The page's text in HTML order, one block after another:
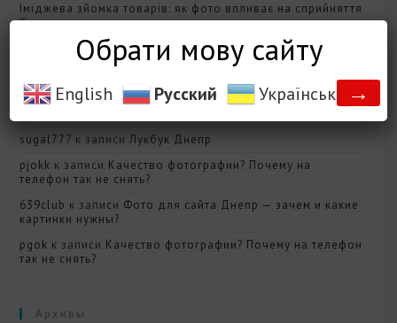
Іміджева зйомка товарів: як фото впливає на сприйняття
бренду
sugal777 к записи Лукбук Днепр
pjokk к записи Качество фотографии? Почему на
телефон так не снять?
639club к записи Фото для сайта Днепр — зачем и какие
картинки нужны?
pgok к записи Качество фотографии? Почему на телефон
так не снять?
Архивы
Обрати мову сайту
English Русский Українська →